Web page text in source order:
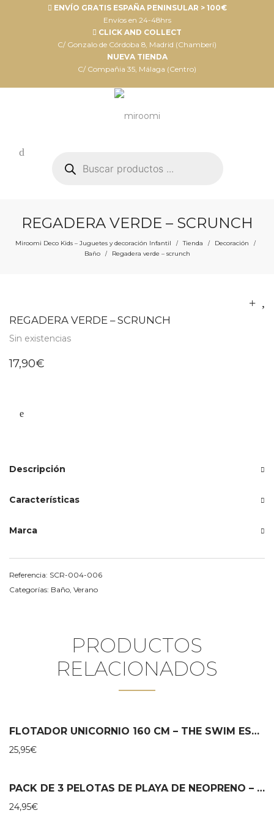
ENVÍO GRATIS ESPAÑA PENINSULAR > 100€
Envíos en 24-48hrs
CLICK AND COLLECT
C/ Gonzalo de Córdoba 8, Madrid (Chamberí)
NUEVA TIENDA
C/ Compañia 35, Málaga (Centro)
productos
REGADERA VERDE – SCRUNCH
Miroomi Deco Kids – Juguetes y decoración Infantil / Tienda / Decoración /
Baño / Regadera verde – scrunch
REGADERA VERDE – SCRUNCH
Sin existencias
17,90€
Descripción
Características
Marca
Referencia: SCR-004-006
Categorías: Baño Verano
PRODUCTOS
RELACIONADOS
FLOTADOR UNICORNIO 160 CM – THE SWIM ESSENTIALS
25,95€
PACK DE 3 PELOTAS DE PLAYA DE NEOPRENO – KONGES SLOJD
24,95€